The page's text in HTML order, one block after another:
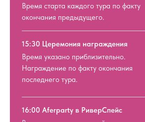
Время старта каждого тура по факту
окончания предыдущего.
15:30 Церемония награждения
Время указано приблизительно.
Награждение по факту окончания
последнего тура.
16:00 Aferparty в РиверСпейс